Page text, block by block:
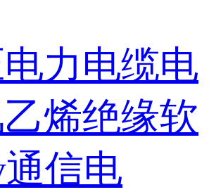
力电缆电
烯绝缘软
信电